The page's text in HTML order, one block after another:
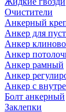
Очистители
Анкерный
Анкер для
Анкер
Анкер
Анкер рамный
Анкер
Анкер с
Болт анкерный
Заклепки